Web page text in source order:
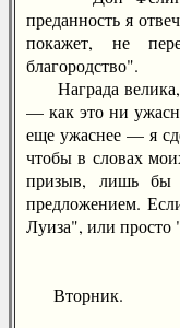
преданность я
покажет, не
благородство".
Награда велика,
— как это ни
еще ужаснее — я
чтобы в словах
призыв, лишь бы
предложением.
Луиза", или
Вторник.